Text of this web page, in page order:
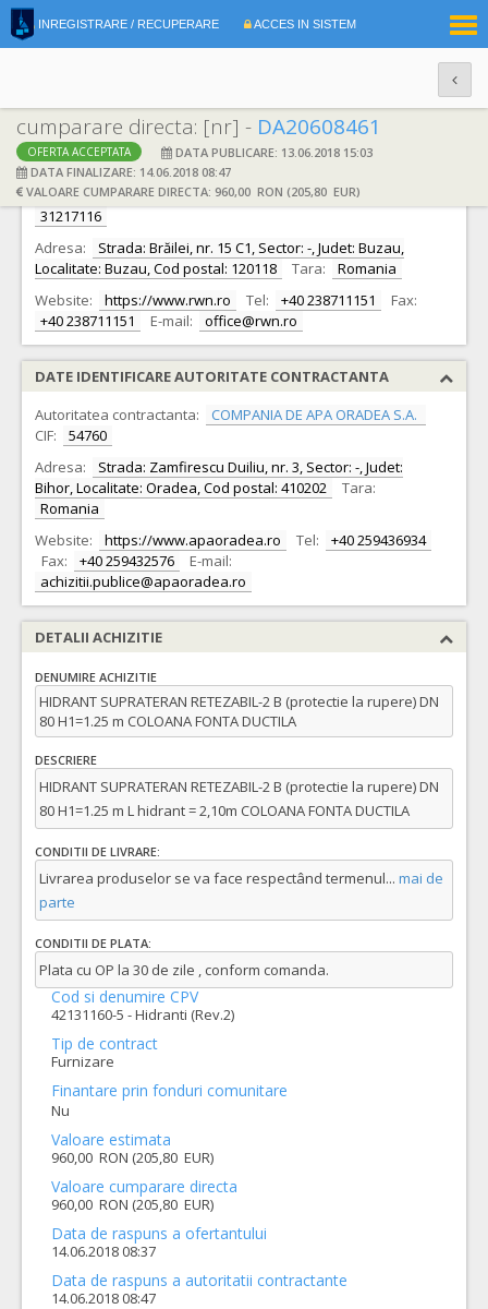
INREGISTRARE / RECUPERARE ACCES IN SISTEM
cumparare directa: [nr] - DA20608461
OFERTA ACCEPTATA
DATA PUBLICARE: 13.06.2018 15:03
DATA FINALIZARE: 14.06.2018 08:47
VALOARE CUMPARARE DIRECTA: 960,00 RON (205,80 EUR)
DATE IDENTIFICARE OFERTANT
Ofertant: S.C. ROWATER NET SA BUZAU S.A.
CIF:
31217116
Adresa:
Strada: Brăilei, nr. 15 C1, Sector: -, Judet: Buzau,
Localitate: Buzau, Cod postal: 120118
Tara:
Romania
Website:
https://www.rwn.ro Tel: +40 238711151
Fax:
+40 238711151
E-mail: office@rwn.ro
DATE IDENTIFICARE AUTORITATE CONTRACTANTA
Autoritatea contractanta:
COMPANIA DE APA ORADEA S.A.
CIF:
54760
Adresa:
Strada: Zamfirescu Duiliu, nr. 3, Sector: -, Judet:
Bihor, Localitate: Oradea, Cod postal: 410202
Tara:
Romania
Website:
https://www.apaoradea.ro Tel:
+40 259436934
Fax:
+40 259432576
E-mail:
achizitii.publice@apaoradea.ro
DETALII ACHIZITIE
DENUMIRE ACHIZITIE
HIDRANT SUPRATERAN RETEZABIL-2 B (protectie la rupere) DN
80 H1=1.25 m COLOANA FONTA DUCTILA
DESCRIERE
HIDRANT SUPRATERAN RETEZABIL-2 B (protectie la rupere) DN
80 H1=1.25 m L hidrant = 2,10m COLOANA FONTA DUCTILA
CONDITII DE LIVRARE:
Livrarea produselor se va face respectând termenul... mai de
parte
CONDITII DE PLATA:
Plata cu OP la 30 de zile , conform comanda.
Cod si denumire CPV
42131160-5 - Hidranti (Rev.2)
Tip de contract
Furnizare
Finantare prin fonduri comunitare
Nu
Valoare estimata
960,00 RON (205,80 EUR)
Valoare cumparare directa
960,00 RON (205,80 EUR)
Data de raspuns a ofertantului
14.06.2018 08:37
Data de raspuns a autoritatii contractante
14.06.2018 08:47